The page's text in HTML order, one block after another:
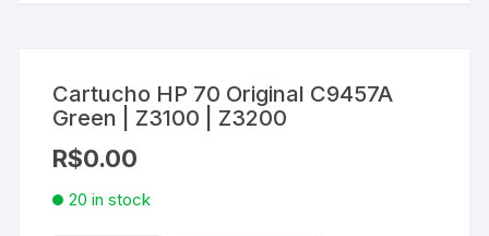
Cartucho HP 70 Original C9457A
Green | Z3100 | Z3200
R$0.00
20 in stock